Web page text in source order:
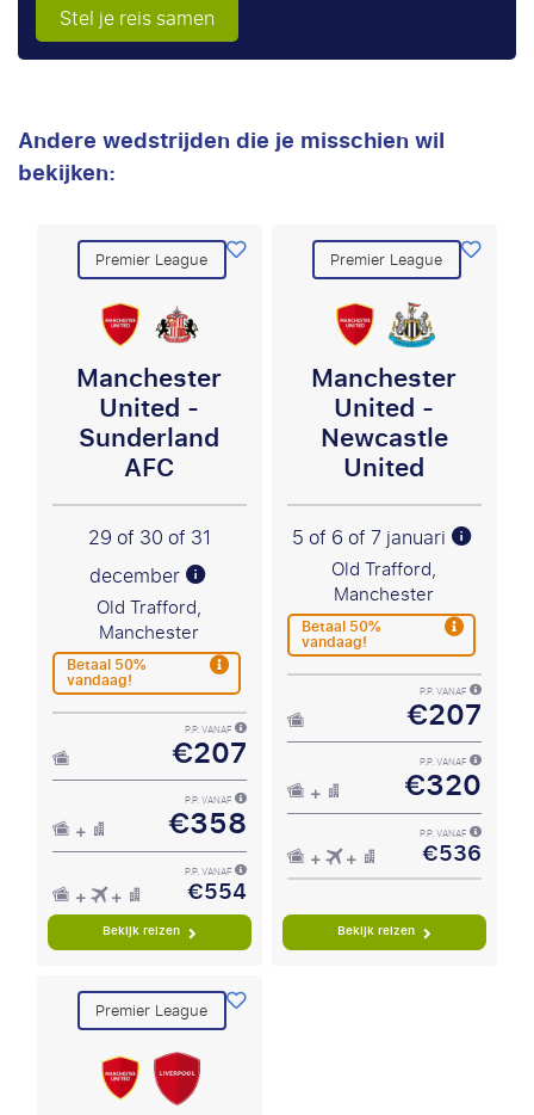
Stel je reis samen
Andere wedstrijden die je misschien wil
bekijken:
Premier League
Manchester
United -
Sunderland
AFC
29 of 30 of 31
december
Old Trafford,
Manchester
Betaal 50%
vandaag!
P.P. VANAF
€207
P.P. VANAF
€358
P.P. VANAF
€554
Bekijk reizen
Premier League
Manchester
United -
Newcastle
United
5 of 6 of 7 januari
Old Trafford,
Manchester
Betaal 50%
vandaag!
P.P. VANAF
€207
P.P. VANAF
€320
P.P. VANAF
€536
Bekijk reizen
Premier League